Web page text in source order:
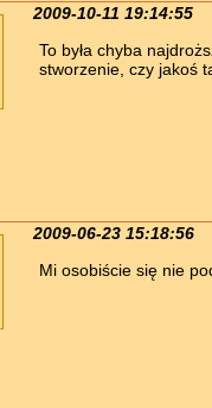
2009-10-11 19:14:55
To była chyba
stworzenie, czy jakoś
2009-06-23 15:18:56
Mi osobiście się nie